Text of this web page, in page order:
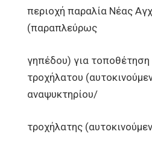
περιοχή παραλία Νέας
(παραπλεύρως
γηπέδου) για τοποθέτηση
τροχήλατου
αναψυκτηρίου/
τροχήλατης